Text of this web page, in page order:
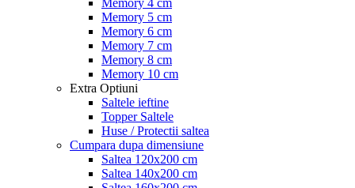
Memory 5 cm
Memory 6 cm
Memory 7 cm
Memory 8 cm
Memory 10 cm
Extra Optiuni
Saltele ieftine
Topper Saltele
Huse / Protectii saltea
Cumpara dupa dimensiune
Saltea 120x200 cm
Saltea 140x200 cm